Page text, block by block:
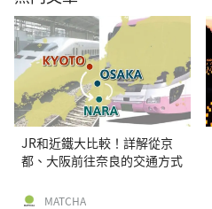
JR和近鐵大比較！詳解從京
都、大阪前往奈良的交通方式
MATCHA